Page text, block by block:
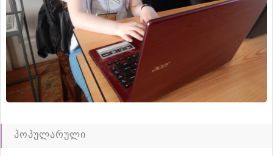
პოპულარული